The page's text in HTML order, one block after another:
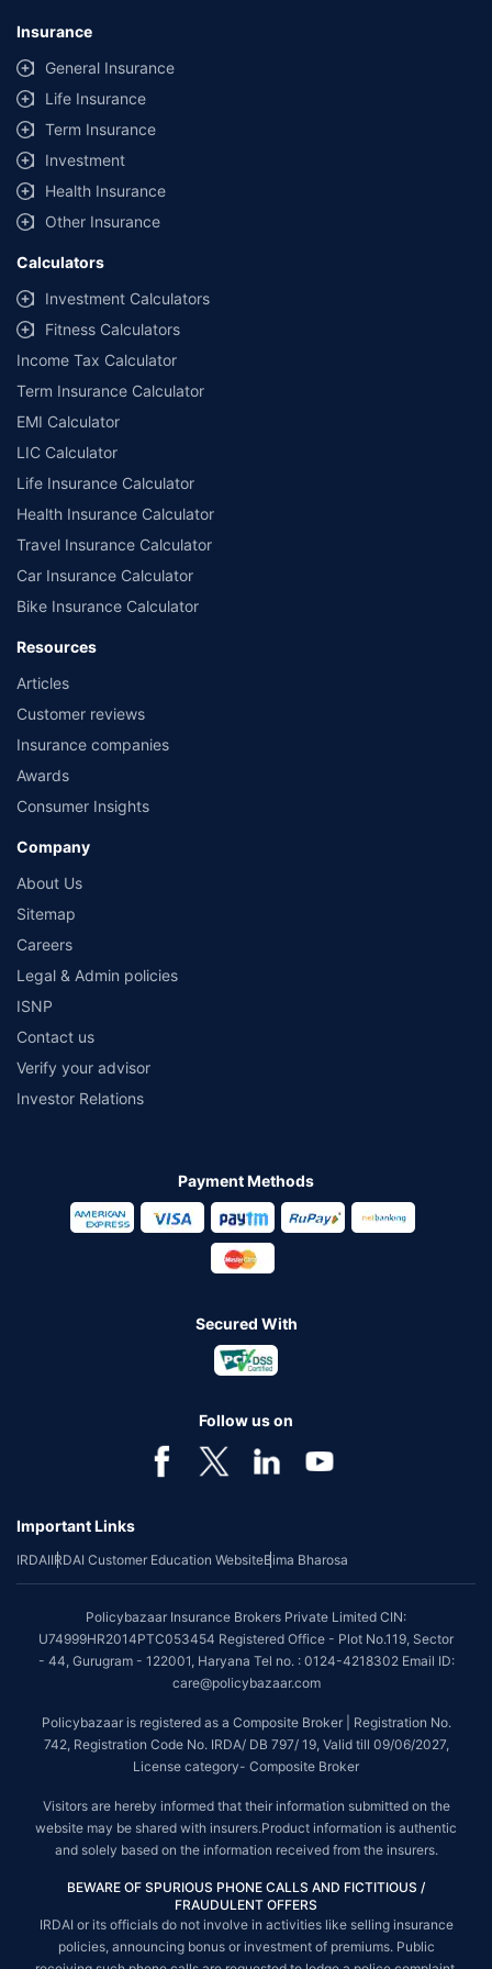
Insurance
General Insurance
Life Insurance
Term Insurance
Investment
Health Insurance
Other Insurance
Calculators
Investment Calculators
Fitness Calculators
Income Tax Calculator
Term Insurance Calculator
EMI Calculator
LIC Calculator
Life Insurance Calculator
Health Insurance Calculator
Travel Insurance Calculator
Car Insurance Calculator
Bike Insurance Calculator
Resources
Articles
Customer reviews
Insurance companies
Awards
Consumer Insights
Company
About Us
Sitemap
Careers
Legal & Admin policies
ISNP
Contact us
Verify your advisor
Investor Relations
Payment Methods
Secured With
Follow us on
Important Links
IRDAIIRDAI Customer Education WebsiteBima Bharosa
Policybazaar Insurance Brokers Private Limited CIN:
U74999HR2014PTC053454 Registered Office - Plot No.119, Sector
- 44, Gurugram - 122001, Haryana Tel no. : 0124-4218302 Email ID:
care@policybazaar.com
Policybazaar is registered as a Composite Broker | Registration No.
742, Registration Code No. IRDA/ DB 797/ 19, Valid till 09/06/2027,
License category- Composite Broker
Visitors are hereby informed that their information submitted on the
website may be shared with insurers.Product information is authentic
and solely based on the information received from the insurers.
BEWARE OF SPURIOUS PHONE CALLS AND FICTITIOUS /
FRAUDULENT OFFERS
IRDAI or its officials do not involve in activities like selling insurance
policies, announcing bonus or investment of premiums. Public